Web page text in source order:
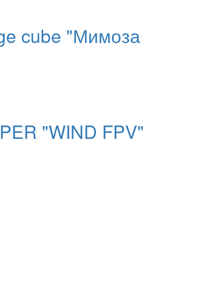
cube "Мимоза
"WIND FPV"